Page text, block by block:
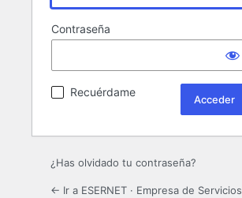
Contraseña
Recuérdame
¿Has olvidado tu contraseña?
← Ir a ESERNET · Empresa de Servicios